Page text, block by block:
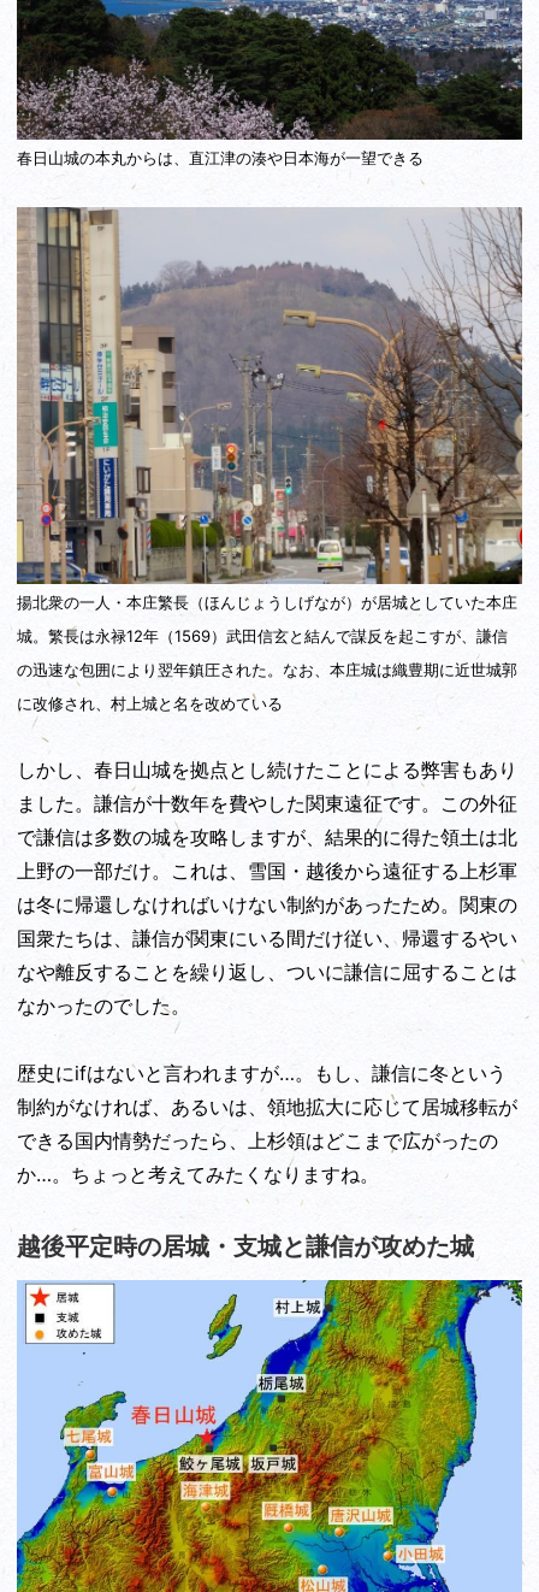
春日山城の本丸からは、直江津の湊や日本海が一望できる
揚北衆の一人・本庄繁長（ほんじょうしげなが）が居城としていた本庄
城。繁長は永禄12年（1569）武田信玄と結んで謀反を起こすが、謙信
の迅速な包囲により翌年鎮圧された。なお、本庄城は織豊期に近世城郭
に改修され、村上城と名を改めている
しかし、春日山城を拠点とし続けたことによる弊害もあり
ました。謙信が十数年を費やした関東遠征です。この外征
で謙信は多数の城を攻略しますが、結果的に得た領土は北
上野の一部だけ。これは、雪国・越後から遠征する上杉軍
は冬に帰還しなければいけない制約があったため。関東の
国衆たちは、謙信が関東にいる間だけ従い、帰還するやい
なや離反することを繰り返し、ついに謙信に屈することは
なかったのでした。
歴史にifはないと言われますが…。もし、謙信に冬という
制約がなければ、あるいは、領地拡大に応じて居城移転が
できる国内情勢だったら、上杉領はどこまで広がったの
か…。ちょっと考えてみたくなりますね。
越後平定時の居城・支城と謙信が攻めた城